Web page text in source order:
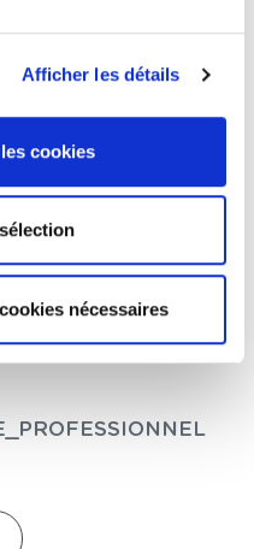
Afficher les détails
cookies
nécessaires
assurer
le Droit et qui agit
le vivre-ensemble